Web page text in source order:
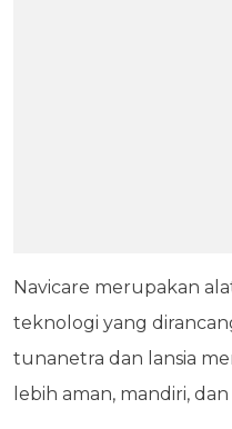
Navicare merupakan
teknologi yang
tunanetra dan lansia
lebih aman, mandiri,